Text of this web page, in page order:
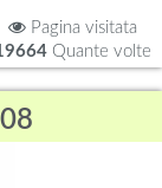
Pagina visitata
Quante volte